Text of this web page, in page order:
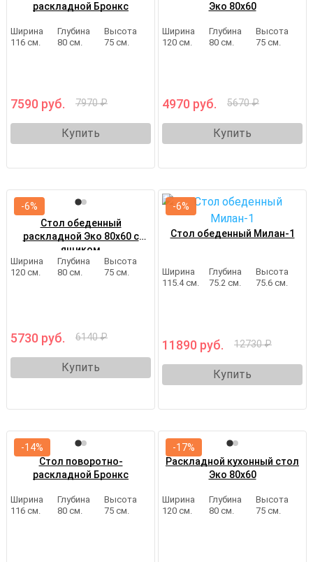
раскладной Бронкс
Ширина
116 см.
Глубина
80 см.
Высота
75 см.
7590 руб. 7970 ₽
Купить
Эко 80х60
Ширина
120 см.
Глубина
80 см.
Высота
75 см.
4970 руб. 5670 ₽
Купить
Стол обеденный
раскладной Эко 80х60 с
ящиком
Ширина
120 см.
Глубина
80 см.
Высота
75 см.
5730 руб. 6140 ₽
Купить
-6%
Стол обеденный Милан-1
Ширина
115.4 см.
Глубина
75.2 см.
Высота
75.6 см.
11890 руб. 12730 ₽
Купить
-6%
Стол поворотно-
раскладной Бронкс
Ширина
116 см.
Глубина
80 см.
Высота
75 см.
-14%
Раскладной кухонный стол
Эко 80х60
Ширина
120 см.
Глубина
80 см.
Высота
75 см.
-17%